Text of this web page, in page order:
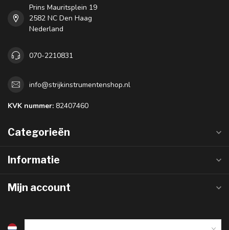
Prins Mauritsplein 19
2582 NC Den Haag
Nederland
070-2210831
info@strijkinstrumentenshop.nl
KVK nummer: 82407460
Categorieën
Informatie
Mijn account